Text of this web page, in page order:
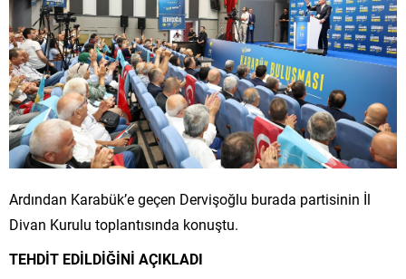
Ardından Karabük’e geçen Dervişoğlu burada partisinin İl
Divan Kurulu toplantısında konuştu.
TEHDİT EDİLDİĞİNİ AÇIKLADI